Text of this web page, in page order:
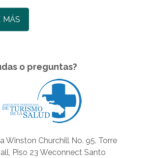
MÁS
o preguntas?
Winston Churchill No. 95. Torre
Piso 23 Weconnect Santo